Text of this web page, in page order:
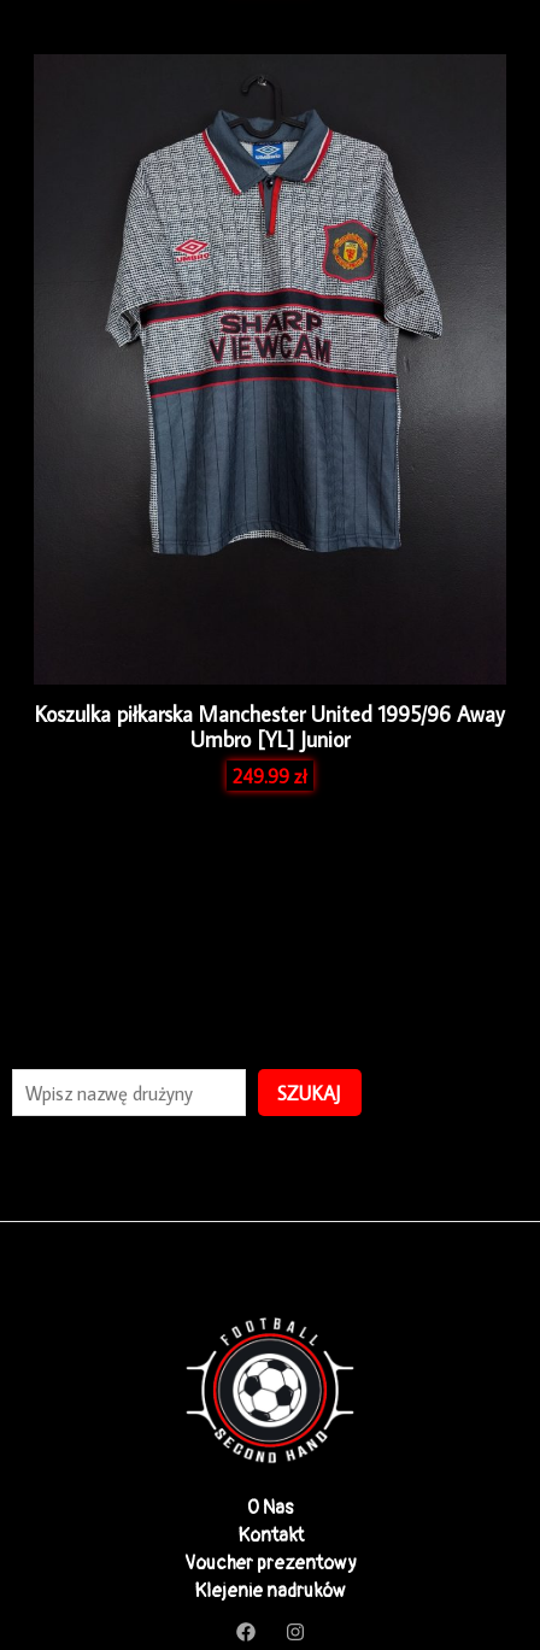
SZUKAJ
Koszulka piłkarska Manchester United 1995/96 Away
Umbro [YL] Junior
249.99zł
O Nas
Kontakt
Voucher prezentowy
Klejenie nadruków